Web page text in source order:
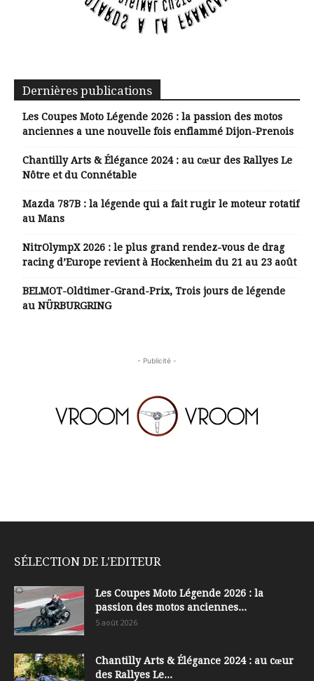
Dernières publications
Les Coupes Moto Légende 2026 : la passion des motos
anciennes a une nouvelle fois enflammé Dijon-Prenois
Chantilly Arts & Élégance 2024 : au cœur des Rallyes Le
Nôtre et du Connétable
Mazda 787B : la légende qui a fait rugir le moteur rotatif
au Mans
NitrOlympX 2026 : le plus grand rendez-vous de drag
racing d’Europe revient à Hockenheim du 21 au 23 août
BELMOT-Oldtimer-Grand-Prix, Trois jours de légende
au NÜRBURGRING
- Publicité -
SÉLECTION DE L'EDITEUR
Les Coupes Moto Légende 2026 : la
passion des motos anciennes...
5 août 2026
Chantilly Arts & Élégance 2024 : au cœur
des Rallyes Le...